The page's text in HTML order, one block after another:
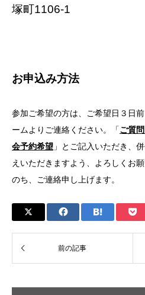
塚町1106-1
お申込み方法
参加ご希望の方は、ご希望日３日
ームよりご連絡ください。「ご質
会予約希望 」とご記入いただき、
えいただきますよう、よろしくお
のち、ご連絡申し上げます。